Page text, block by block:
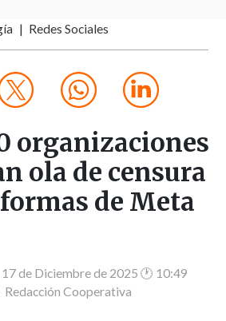
Redes Sociales
organizaciones
ola de censura
de Meta
de Diciembre de 2025 🕐 10:49
Redacción Cooperativa